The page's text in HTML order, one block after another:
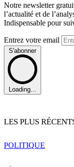
Notre newsletter
l’actualité et de
Indispensable pour
Entrez votre email
S'abonner
Loading...
LES PLUS
POLITIQUE